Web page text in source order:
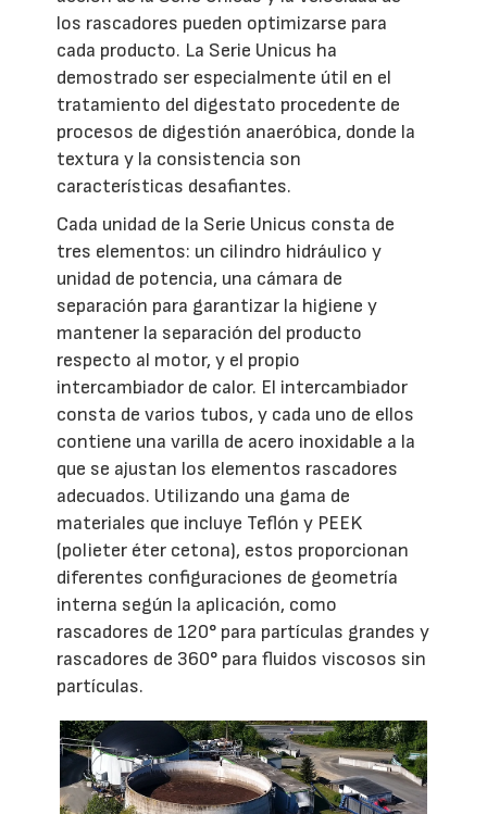
los rascadores pueden optimizarse para
cada producto. La Serie Unicus ha
demostrado ser especialmente útil en el
tratamiento del digestato procedente de
procesos de digestión anaeróbica, donde la
textura y la consistencia son
características desafiantes.
Cada unidad de la Serie Unicus consta de
tres elementos: un cilindro hidráulico y
unidad de potencia, una cámara de
separación para garantizar la higiene y
mantener la separación del producto
respecto al motor, y el propio
intercambiador de calor. El intercambiador
consta de varios tubos, y cada uno de ellos
contiene una varilla de acero inoxidable a la
que se ajustan los elementos rascadores
adecuados. Utilizando una gama de
materiales que incluye Teflón y PEEK
(polieter éter cetona), estos proporcionan
diferentes configuraciones de geometría
interna según la aplicación, como
rascadores de 120° para partículas grandes y
rascadores de 360° para fluidos viscosos sin
partículas.